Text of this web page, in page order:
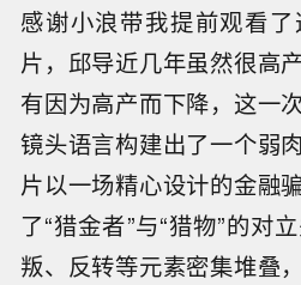
感谢小浪带我提前观看
片，邱导近几年虽然很高
有因为高产而下降，这一
镜头语言构建出了一个弱
片以一场精心设计的金融
了“猎金者”与“猎物”的对
叛、反转等元素密集堆叠